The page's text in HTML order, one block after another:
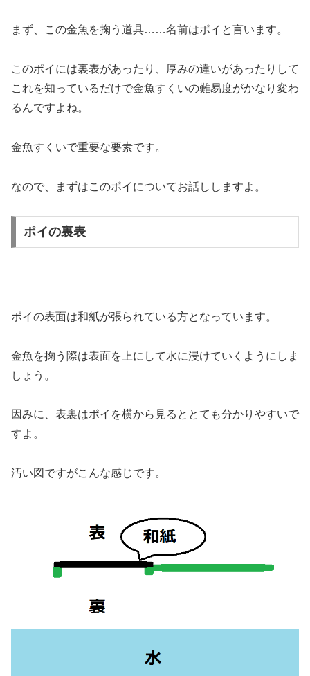
まず、この金魚を掬う道具……名前はポイ と言います。
このポイには裏表があったり、厚みの違いがあったり して
これを知っているだけで金魚すくいの難易度がかなり変わ
るんですよね。
金魚すくいで重要な要素です。
なので、まずはこのポイについてお話ししますよ。
ポイの裏表
ポイの表面は和紙が張られている方となっています。
金魚を掬う際は表面を上にして水に浸けていく ようにしま
しょう。
因みに、表裏はポイを横から見るととても分かりやすいで
すよ。
汚い図ですがこんな感じです。